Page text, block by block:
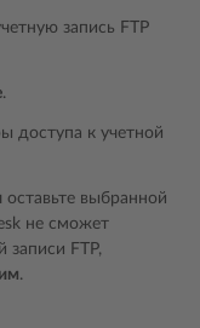
запись FTP
.
доступа к учетной
оставьте выбранной
не сможет
записи FTP,
.